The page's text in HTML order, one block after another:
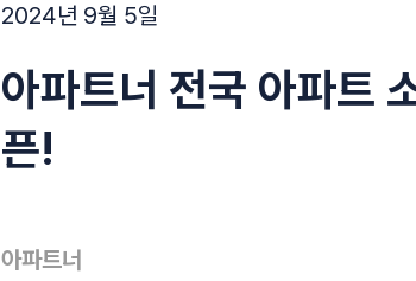
2024년 9월 5일
아파트너 전국 아파트
픈!
아파트너